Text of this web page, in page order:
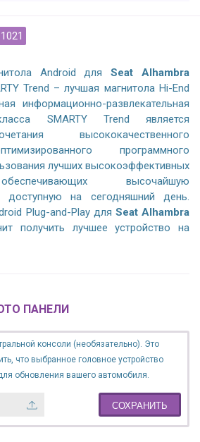
Android дляSeat Alhambra
Trend – лучшая магнитола Hi-End
информационно-развлекательная
SMARTY Trend является
высококачественного
программного
лучших высокоэффективных
высочайшую
доступную на сегодняшний день.
Plug-and-Play для Seat Alhambra
получить лучшее устройство на
ПАНЕЛИ
консоли (необязательно). Это
что выбранное головное устройство
обновления вашего автомобиля.
СОХРАНИТЬ